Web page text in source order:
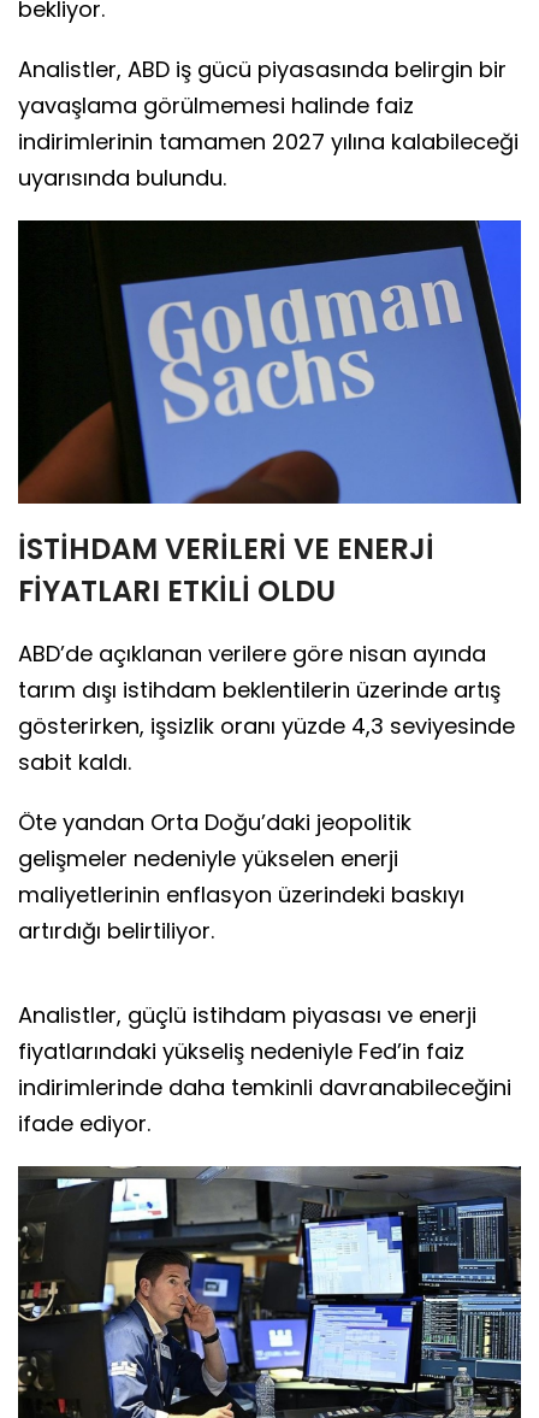
bekliyor.
Analistler, ABD iş gücü piyasasında belirgin bir
yavaşlama görülmemesi halinde faiz
indirimlerinin tamamen 2027 yılına kalabileceği
uyarısında bulundu.
İSTİHDAM VERİLERİ VE ENERJİ
FİYATLARI ETKİLİ OLDU
ABD’de açıklanan verilere göre nisan ayında
tarım dışı istihdam beklentilerin üzerinde artış
gösterirken, işsizlik oranı yüzde 4,3 seviyesinde
sabit kaldı.
Öte yandan Orta Doğu’daki jeopolitik
gelişmeler nedeniyle yükselen enerji
maliyetlerinin enflasyon üzerindeki baskıyı
artırdığı belirtiliyor.
Analistler, güçlü istihdam piyasası ve enerji
fiyatlarındaki yükseliş nedeniyle Fed’in faiz
indirimlerinde daha temkinli davranabileceğini
ifade ediyor.